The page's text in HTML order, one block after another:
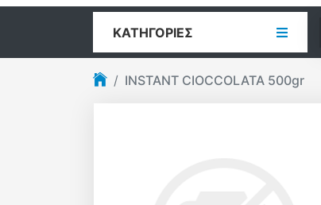
ΚΑΤΗΓΟΡΊΕΣ
INSTANT CIOCCOLATA 500gr